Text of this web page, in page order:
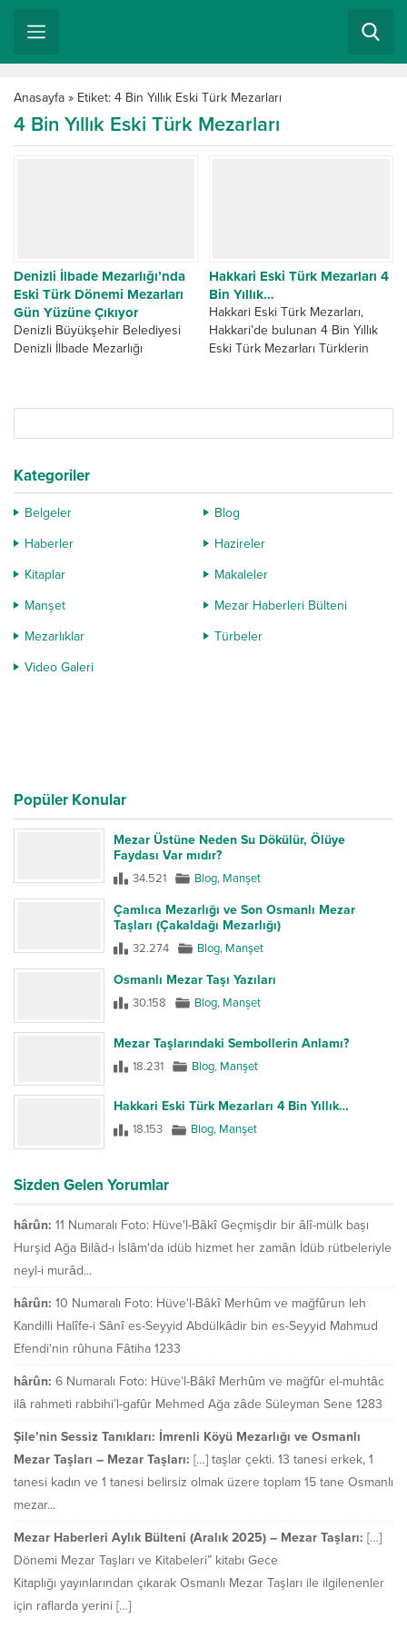
Anasayfa » Etiket: 4 Bin Yıllık Eski Türk Mezarları
4 Bin Yıllık Eski Türk Mezarları
Denizli İlbade Mezarlığı’nda
Eski Türk Dönemi Mezarları
Gün Yüzüne Çıkıyor
Denizli Büyükşehir Belediyesi
Denizli İlbade Mezarlığı
Hakkari Eski Türk Mezarları 4
Bin Yıllık…
Hakkari Eski Türk Mezarları,
Hakkari’de bulunan 4 Bin Yıllık
Eski Türk Mezarları Türklerin
Kategoriler
Belgeler
Blog
Haberler
Hazireler
Kitaplar
Makaleler
Manşet
Mezar Haberleri Bülteni
Mezarlıklar
Türbeler
Video Galeri
Popüler Konular
Mezar Üstüne Neden Su Dökülür, Ölüye
Faydası Var mıdır?
34.521 Blog, Manşet
Çamlıca Mezarlığı ve Son Osmanlı Mezar
Taşları (Çakaldağı Mezarlığı)
32.274 Blog, Manşet
Osmanlı Mezar Taşı Yazıları
30.158 Blog, Manşet
Mezar Taşlarındaki Sembollerin Anlamı?
18.231 Blog, Manşet
Hakkari Eski Türk Mezarları 4 Bin Yıllık…
18.153 Blog, Manşet
Sizden Gelen Yorumlar
hârûn: 11 Numaralı Foto: Hüve'l-Bâkî Geçmişdir bir âlî-mülk başı
Hurşid Ağa Bilâd-ı İslâm'da idüb hizmet her zamân İdüb rütbeleriyle
neyl-i murâd...
hârûn: 10 Numaralı Foto: Hüve'l-Bâkî Merhûm ve mağfûrun leh
Kandilli Halîfe-i Sânî es-Seyyid Abdülkâdir bin es-Seyyid Mahmud
Efendi'nin rûhuna Fâtiha 1233
hârûn: 6 Numaralı Foto: Hüve’l-Bâkî Merhûm ve mağfûr el-muhtâc
ilâ rahmeti rabbihi’l-gafûr Mehmed Ağa zâde Süleyman Sene 1283
Şile’nin Sessiz Tanıkları: İmrenli Köyü Mezarlığı ve Osmanlı
Mezar Taşları – Mezar Taşları: […] taşlar çekti. 13 tanesi erkek, 1
tanesi kadın ve 1 tanesi belirsiz olmak üzere toplam 15 tane Osmanlı
mezar...
Mezar Haberleri Aylık Bülteni (Aralık 2025) – Mezar Taşları: […]
Dönemi Mezar Taşları ve Kitabeleri” kitabı Gece
Kitaplığı yayınlarından çıkarak Osmanlı Mezar Taşları ile ilgilenenler
için raflarda yerini […]